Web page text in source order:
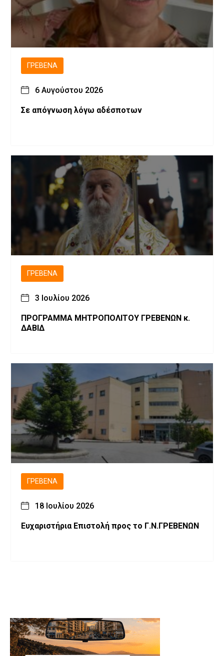
ΓΡΕΒΕΝΆ
6 Αυγούστου 2026
Σε απόγνωση λόγω αδέσποτων
ΓΡΕΒΕΝΆ
3 Ιουλίου 2026
ΠΡΟΓΡΑΜΜΑ ΜΗΤΡΟΠΟΛΙΤΟΥ ΓΡΕΒΕΝΩΝ κ.
ΔΑΒΙΔ
ΓΡΕΒΕΝΆ
18 Ιουλίου 2026
Ευχαριστήρια Επιστολή προς το Γ.Ν.ΓΡΕΒΕΝΩΝ